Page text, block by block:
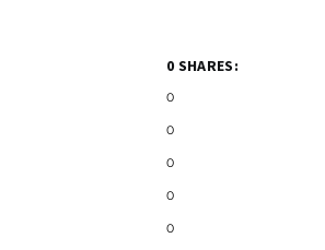
0 SHARES:
0
0
0
0
0